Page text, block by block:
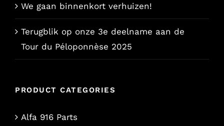
We gaan binnenkort verhuizen!
Terugblik op onze 3e deelname aan de
Tour du Péloponnèse 2025
PRODUCT CATEGORIES
Alfa 916 Parts